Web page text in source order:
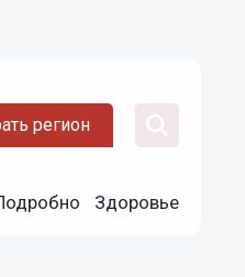
регион
Здоровье